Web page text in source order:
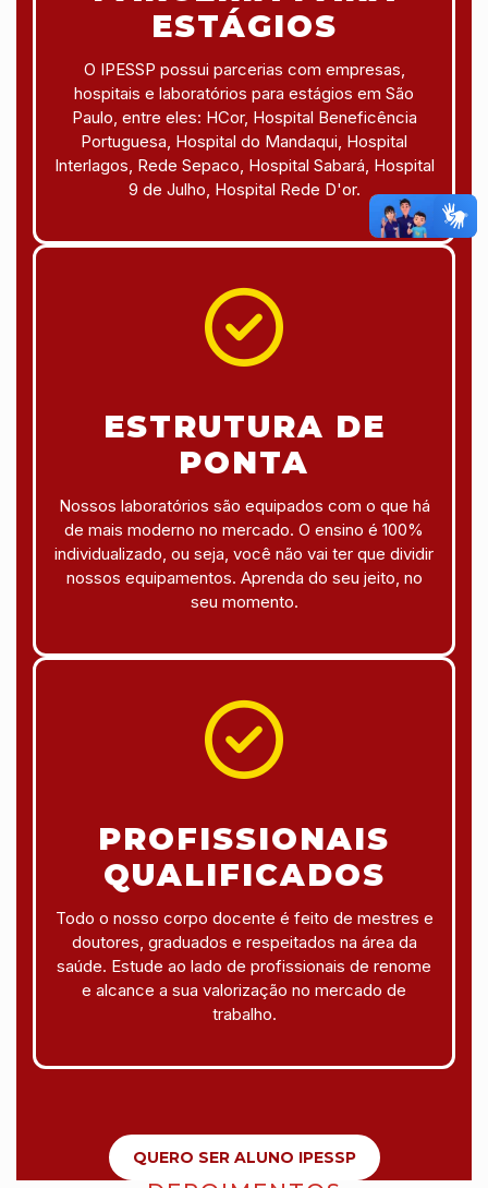
ESTÁGIOS
O IPESSP possui parcerias com empresas,
hospitais e laboratórios para estágios em São
Paulo, entre eles: HCor, Hospital Beneficência
Portuguesa, Hospital do Mandaqui, Hospital
Interlagos, Rede Sepaco, Hospital Sabará, Hospital
9 de Julho, Hospital Rede D'or.
ESTRUTURA DE
PONTA
Nossos laboratórios são equipados com o que há
de mais moderno no mercado. O ensino é 100%
individualizado, ou seja, você não vai ter que dividir
nossos equipamentos. Aprenda do seu jeito, no
seu momento.
PROFISSIONAIS
QUALIFICADOS
Todo o nosso corpo docente é feito de mestres e
doutores, graduados e respeitados na área da
saúde. Estude ao lado de profissionais de renome
e alcance a sua valorização no mercado de
trabalho.
QUERO SER ALUNO IPESSP